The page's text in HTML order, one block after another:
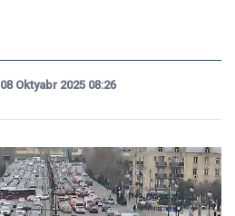
08 Oktyabr 2025 08:26